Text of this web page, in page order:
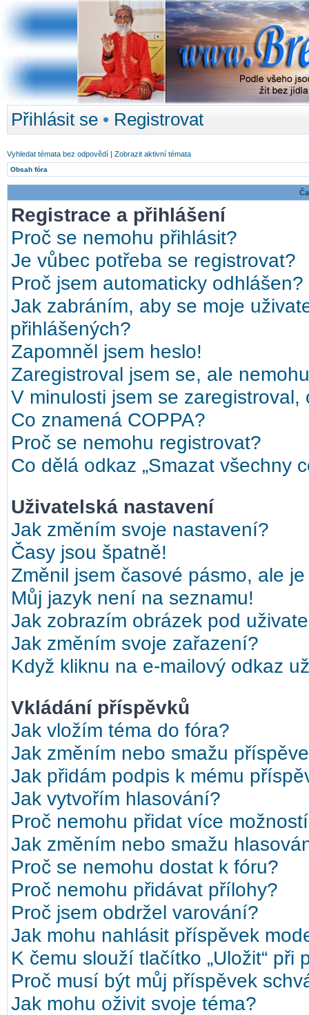
Přihlásit se • Registrovat
Vyhledat témata bez odpovědí | Zobrazit aktivní témata
Obsah fóra
Registrace a přihlášení
Proč se nemohu přihlásit?
Je vůbec potřeba se registrovat?
Proč jsem automaticky odhlášen?
Jak zabráním, aby se moje
přihlášených?
Zapomněl jsem heslo!
Zaregistroval jsem se, ale
V minulosti jsem se
Co znamená COPPA?
Proč se nemohu registrovat?
Co dělá odkaz „Smazat všechny
Uživatelská nastavení
Jak změním svoje nastavení?
Časy jsou špatně!
Změnil jsem časové pásmo, ale
Můj jazyk není na seznamu!
Jak zobrazím obrázek pod
Jak změním svoje zařazení?
Když kliknu na e-mailový odkaz
Vkládání příspěvků
Jak vložím téma do fóra?
Jak změním nebo smažu
Jak přidám podpis k mému
Jak vytvořím hlasování?
Proč nemohu přidat více
Jak změním nebo smažu
Proč se nemohu dostat k fóru?
Proč nemohu přidávat přílohy?
Proč jsem obdržel varování?
Jak mohu nahlásit příspěvek
K čemu slouží tlačítko „Uložit“ při
Proč musí být můj příspěvek
Jak mohu oživit svoje téma?